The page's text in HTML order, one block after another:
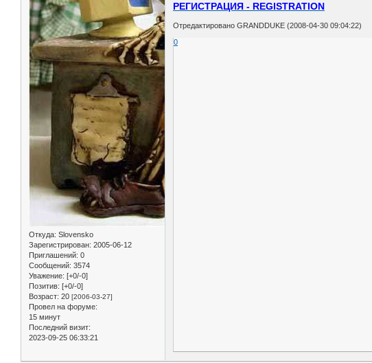
Откуда: Slovensko
Зарегистрирован: 2005-06-12
Приглашений: 0
Сообщений: 3574
Уважение: [+0/-0]
Позитив: [+0/-0]
Возраст: 20 [2006-03-27]
Провел на форуме:
15 минут
Последний визит:
2023-09-25 06:33:21
РЕГИСТРАЦИЯ - REGISTRATION
Отредактировано GRANDDUKE (2008-04-30 09:04:22)
0